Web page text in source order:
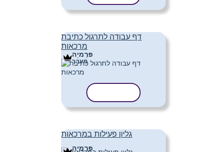
דף עבודה לתרגול כתיבת
מרכאות
פּרֶמיָה
מַעֲרָך
גליון פעילות במרכאות
פּרֶמיָה